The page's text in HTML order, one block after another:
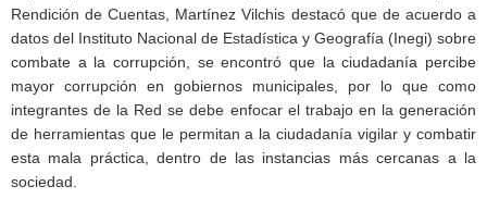
Rendición de Cuentas, Martínez Vilchis destacó que de acuerdo a
datos del Instituto Nacional de Estadística y Geografía (Inegi) sobre
combate a la corrupción, se encontró que la ciudadanía percibe
mayor corrupción en gobiernos municipales, por lo que como
integrantes de la Red se debe enfocar el trabajo en la generación
de herramientas que le permitan a la ciudadanía vigilar y combatir
esta mala práctica, dentro de las instancias más cercanas a la
sociedad.